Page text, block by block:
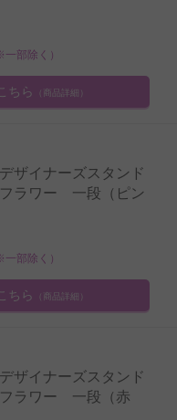
部除く）
ちら （商品詳細）
ザイナーズスタンド
ラワー 一段（ピン
部除く）
ちら （商品詳細）
ザイナーズスタンド
ラワー 一段（赤